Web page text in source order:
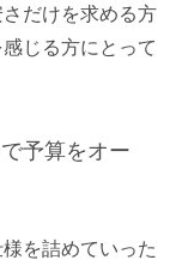
だけを求める方
じる方にとって
予算をオー
を詰めていった